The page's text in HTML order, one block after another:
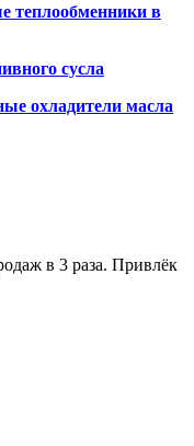
теплообменники в
сусла
охладители масла
в 3 раза. Привлёк